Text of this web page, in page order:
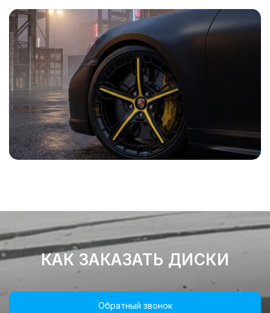
КАК ЗАКАЗАТЬ ДИСКИ
Обратный звонок